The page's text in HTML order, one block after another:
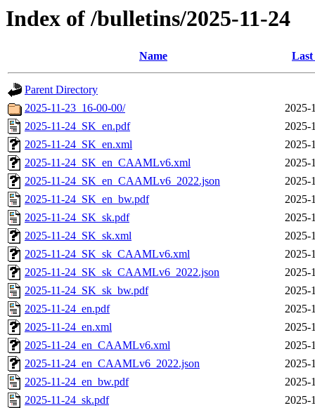
Index of /bulletins/2025-11-24
Name Last
Parent Directory
2025-11-23_16-00-00/
2025-
2025-11-24_SK_en.pdf
2025-
2025-11-24_SK_en.xml
2025-
2025-11-24_SK_en_CAAMLv6.xml
2025-
2025-11-24_SK_en_CAAMLv6_2022.json
2025-
2025-11-24_SK_en_bw.pdf
2025-
2025-11-24_SK_sk.pdf
2025-
2025-11-24_SK_sk.xml
2025-
2025-11-24_SK_sk_CAAMLv6.xml
2025-
2025-11-24_SK_sk_CAAMLv6_2022.json
2025-
2025-11-24_SK_sk_bw.pdf
2025-
2025-11-24_en.pdf
2025-
2025-11-24_en.xml
2025-
2025-11-24_en_CAAMLv6.xml
2025-
2025-11-24_en_CAAMLv6_2022.json
2025-
2025-11-24_en_bw.pdf
2025-
2025-11-24_sk.pdf
2025-